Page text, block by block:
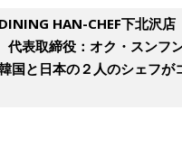
HAN-CHEF下北沢
表取締役：オク・スンフ
国と日本の２人のシェフ